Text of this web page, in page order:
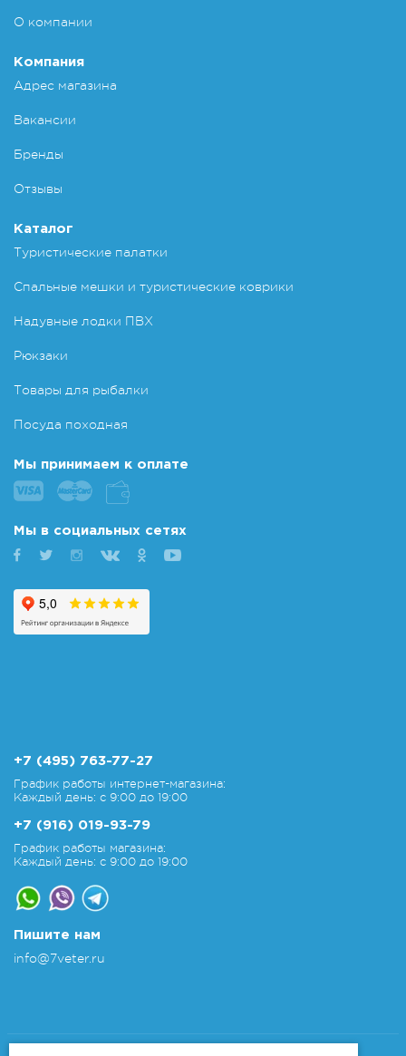
О компании
Компания
Адрес магазина
Вакансии
Бренды
Отзывы
Каталог
Туристические палатки
Спальные мешки и туристические коврики
Надувные лодки ПВХ
Рюкзаки
Товары для рыбалки
Посуда походная
Мы принимаем к оплате
Мы в социальных сетях
+7 (495) 763-77-27
График работы интернет-магазина:
Каждый день: с 9:00 до 19:00
+7 (916) 019-93-79
График работы магазина:
Каждый день: с 9:00 до 19:00
Пишите нам
info@7veter.ru